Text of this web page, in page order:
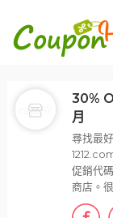
30%
月
尋找最
促銷代
商店。